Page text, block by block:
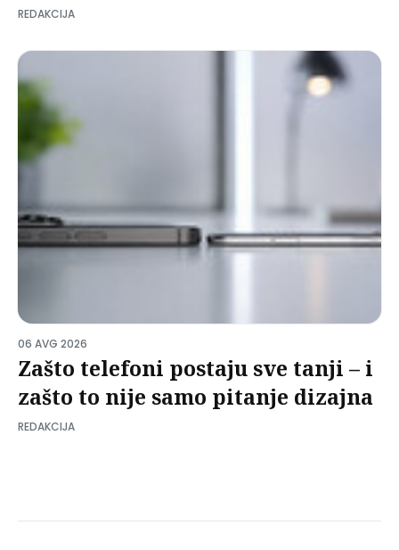
REDAKCIJA
06 AVG 2026
Zašto telefoni postaju sve tanji – i
zašto to nije samo pitanje dizajna
REDAKCIJA